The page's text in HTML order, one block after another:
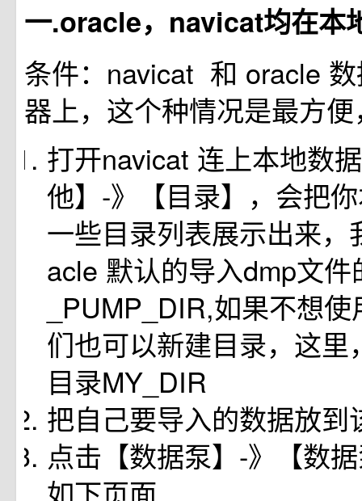
一.oracle，navicat均在本
条件：navicat 和 oracle
器上，这个种情况是最方
打开navicat 连上本地数
他】-》【目录】，会把
一些目录列表展示出来，
acle 默认的导入dmp文件
_PUMP_DIR,如果不想
们也可以新建目录，这里
目录MY_DIR
把自己要导入的数据放
点击【数据泵】-》【数
如下页面